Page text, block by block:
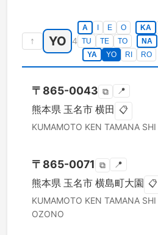
↑ YO 4
A E O KA
TU
TE TO NA
YA
YO RI RO
〒 865-0043 ⧉ 📍
熊本県 玉名市 横田 📋
KUMAMOTO KEN TAMANA SHI
〒 865-0071 ⧉ 📍
熊本県 玉名市 横島町大園 📋
KUMAMOTO KEN TAMANA SHI
OZONO